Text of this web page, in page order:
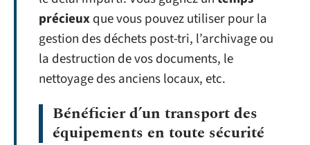
précieuxque vous pouvez utiliser pour la
gestion des déchets post-tri, l’archivage ou
la destruction de vos documents, le
nettoyage des anciens locaux, etc.
Bénéficier d’un transport des
équipements en toute sécurité